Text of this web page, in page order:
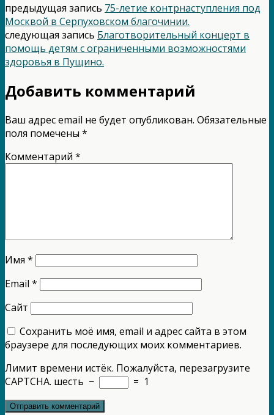
предыдущая запись 75-летие контрнаступления под
Москвой в Серпуховском благочинии.
следующая запись Благотворительный концерт в
помощь детям с ограниченными возможностями
здоровья в Пущино.
Добавить комментарий
Ваш адрес email не будет опубликован. Обязательные
поля помечены *
Комментарий *
Имя *
Email *
Сайт
Сохранить моё имя, email и адрес сайта в этом
браузере для последующих моих комментариев.
Лимит времени истёк. Пожалуйста, перезагрузите
CAPTCHA. шесть − = 1